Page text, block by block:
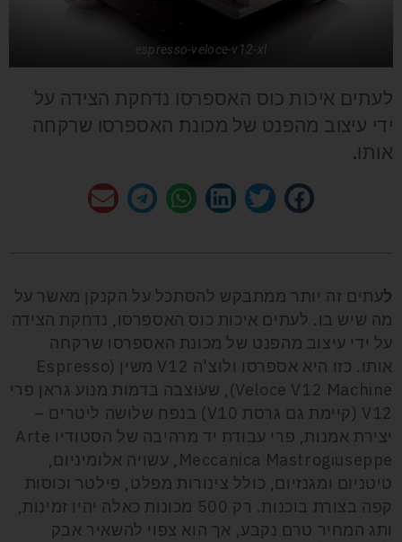
espresso-veloce-v12-xl
לעתים איכות כוס האספרסו נדחקת הצידה על
ידי עיצוב מהפנט של מכונת האספרסו שרקחה
אותו.
לעתים זה יותר ממתבקש להסתכל על הקנקן מאשר על
מה שיש בו. לעתים איכות כוס האספרסו, נדחקת הצידה
על ידי עיצוב מהפנט של מכונת האספרסו שרקחה
אותו. כזו היא אספרסו ולוצ'ה V12 משין (Espresso
Veloce V12 Machine), שעוצבה בדמות מנוע גראן פרי
V12 (קיימת גם גרסת V10) בנפח שלושה ליטרים –
יצירת אמנות, פרי עבודת יד מרהיבה של הסטודיו Arte
Meccanica Mastrogiuseppe, עשויה אלומיניום,
טיטניום ומגנזיום, כולל צינורות מפלט, פילטר וכוסות
קפה בצורת בוכנות. רק 500 מכונות כאלה יהיו זמינות,
ותג המחיר טרם נקבע, אך הוא צפוי להשאיר אבק